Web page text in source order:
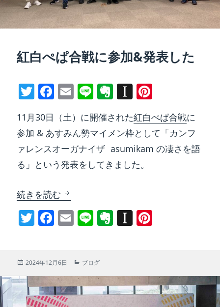
紅白ぺぱ合戦に参加&発表した
T
itt
er
F
c
e
b
o
o
k
E
ai
l
Li
e
E
er
n
ot
e
In
a
p
a
p
er
e
st
11月30日（土）に開催された紅白ぺぱ合戦に
参加 & あすみん勢マイメン枠として「カンフ
ァレンスオーガナイザ asumikam の凄さを語
る」という発表をしてきました。
続きを読む 紅白ぺぱ合戦に参加&発表した
T
er
F
e
b
o
E
l
Li E
ot
e
In
a
p
st
投
日:
2024年12月6日
カ
リ
ー
ブログ